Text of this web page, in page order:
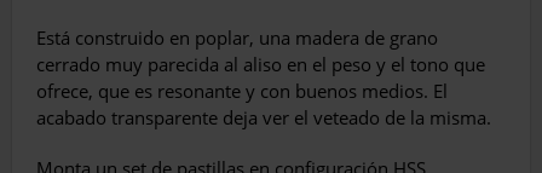
Está construido en poplar, una madera de grano
cerrado muy parecida al aliso en el peso y el tono que
ofrece, que es resonante y con buenos medios. El
acabado transparente deja ver el veteado de la misma.
Monta un set de pastillas en configuración HSS